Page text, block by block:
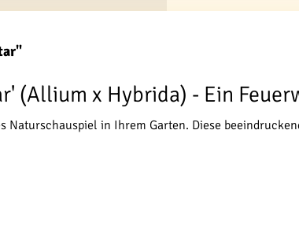
(Allium x Hybrida) - Ein
in Ihrem Garten. Diese